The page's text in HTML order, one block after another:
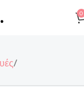
0